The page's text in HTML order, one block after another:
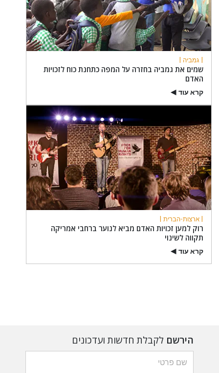
| גמביה |
שמים את גמביה בחזרה על המפה כתחנת כוח לזכויות
האדם
קרא עוד ▶
| ארצות-הברית |
רוק למען זכויות האדם מביא לנוער ברחבי אמריקה
תקווה לשינוי
קרא עוד ▶
הירשם לקבלת חדשות ועדכונים